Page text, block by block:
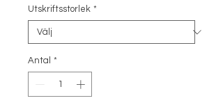
Utskriftsstorlek *
Antal *